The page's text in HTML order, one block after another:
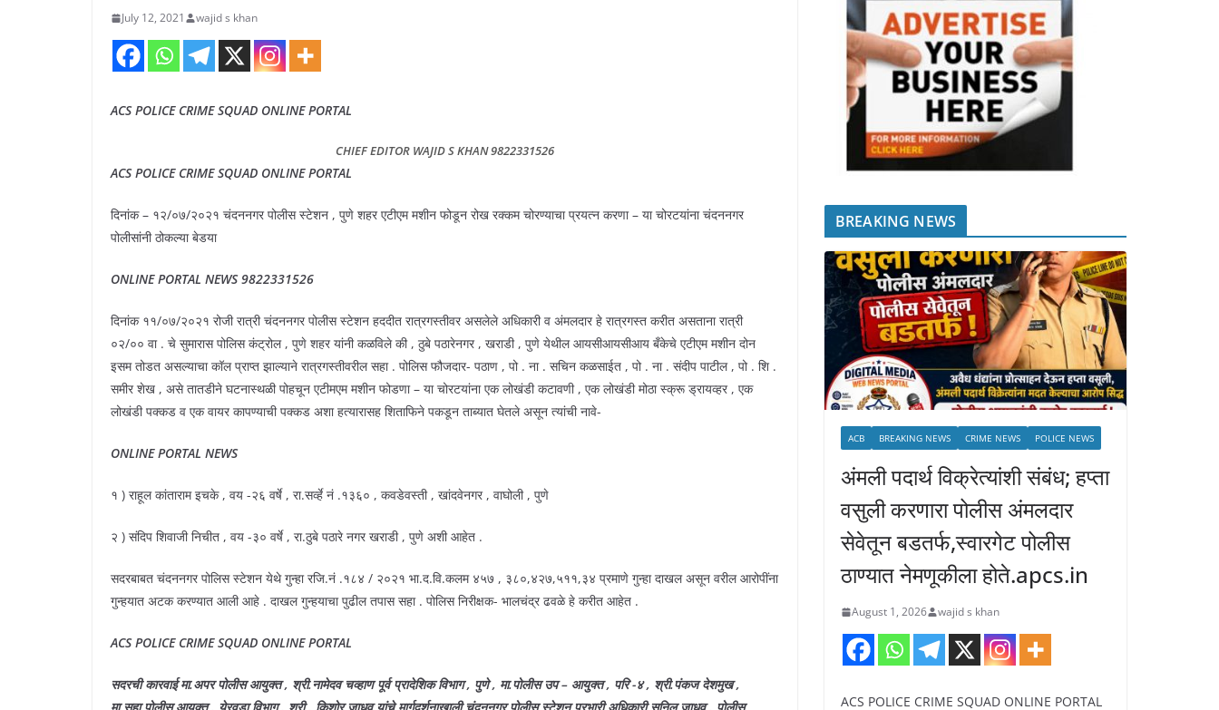
July 12, 2021 wajid s khan
ACS POLICE CRIME SQUAD ONLINE PORTAL
CHIEF EDITOR WAJID S KHAN 9822331526
ACS POLICE CRIME SQUAD ONLINE PORTAL
दिनांक – १२/०७/२०२१ चंदननगर पोलीस स्टेशन , पुणे शहर एटीएम मशीन फोडून रोख रक्कम चोरण्याचा प्रयत्न करणा – या चोरटयांना चंदननगर
पोलीसांनी ठोकल्या बेडया
ONLINE PORTAL NEWS 9822331526
दिनांक ११/०७/२०२१ रोजी रात्री चंदननगर पोलीस स्टेशन हददीत रात्रगस्तीवर असलेले अधिकारी व अंमलदार हे रात्रगस्त करीत असताना रात्री
०२/०० वा . चे सुमारास पोलिस कंट्रोल , पुणे शहर यांनी कळविले की , ठुबे पठारेनगर , खराडी , पुणे येथील आयसीआयसीआय बँकेचे एटीएम मशीन दोन
इसम तोडत असल्याचा कॉल प्राप्त झाल्याने रात्रगस्तीवरील सहा . पोलिस फौजदार- पठाण , पो . ना . सचिन कळसाईत , पो . ना . संदीप पाटील , पो . शि .
समीर शेख , असे तातडीने घटनास्थळी पोहचून एटीमएम मशीन फोडणा – या चोरटयांना एक लोखंडी कटावणी , एक लोखंडी मोठा स्क्रू ड्रायव्हर , एक
लोखंडी पक्कड व एक वायर कापण्याची पक्कड अशा हत्यारासह शिताफिने पकडून ताब्यात घेतले असून त्यांची नावे-
ONLINE PORTAL NEWS
१ ) राहूल कांताराम इचके , वय -२६ वर्षे , रा.सर्व्हे नं .१३६० , कवडेवस्ती , खांदवेनगर , वाघोली , पुणे
२ ) संदिप शिवाजी निचीत , वय -३० वर्षे , रा.ठुबे पठारे नगर खराडी , पुणे अशी आहेत .
सदरबाबत चंदननगर पोलिस स्टेशन येथे गुन्हा रजि.नं .१८४ / २०२१ भा.द.वि.कलम ४५७ , ३८०,४२७,५११,३४ प्रमाणे गुन्हा दाखल असून वरील आरोपींना
गुन्हयात अटक करण्यात आली आहे . दाखल गुन्हयाचा पुढील तपास सहा . पोलिस निरीक्षक- भालचंद्र ढवळे हे करीत आहेत .
ACS POLICE CRIME SQUAD ONLINE PORTAL
सदरची कारवाई मा.अपर पोलीस आयुक्त , श्री.नामेदव चव्हाण पूर्व प्रादेशिक विभाग , पुणे , मा.पोलीस उप – आयुक्त , परि -४ , श्री.पंकज देशमुख ,
BREAKING NEWS
ACB BREAKING NEWS CRIME NEWS POLICE NEWS
अंमली पदार्थ विक्रेत्यांशी संबंध; हप्ता
वसुली करणारा पोलीस अंमलदार
सेवेतून बडतर्फ,स्वारगेट पोलीस
ठाण्यात नेमणूकीला होते.apcs.in
August 1, 2026 wajid s khan
ACS POLICE CRIME SQUAD ONLINE PORTAL